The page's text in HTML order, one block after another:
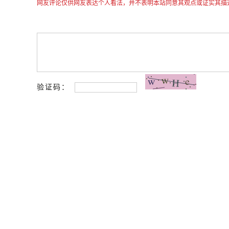
网友评论仅供网友表达个人看法，并不表明本站同意其观点或证实其描
验证码：